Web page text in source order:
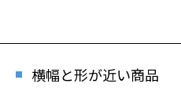
横幅と形が近い商品